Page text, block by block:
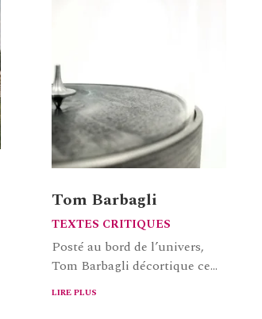
Tom Barbagli
TEXTES CRITIQUES
Posté au bord de l’univers,
Tom Barbagli décortique ce...
lire plus